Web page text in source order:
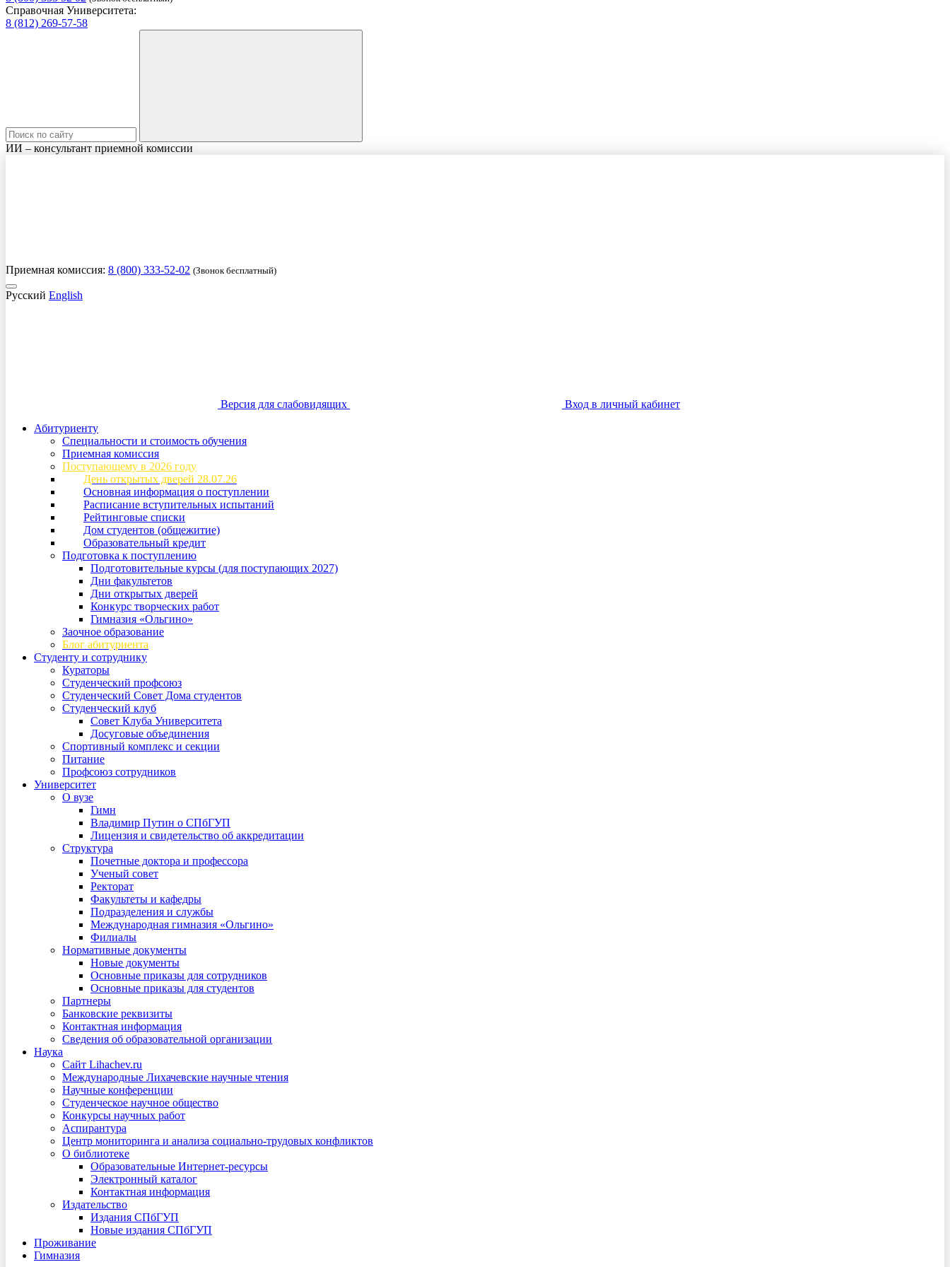
Справочная Университета:
8 (812) 269-57-58
ИИ – консультант приемной комиссии
Приемная комиссия: 8 (800) 333-52-02 (Звонок бесплатный)
Русский English
Версия для слабовидящих
Вход в личный кабинет
Абитуриенту
Специальности и стоимость обучения
Приемная комиссия
Поступающему в 2026 году
День открытых дверей 28.07.26
Основная информация о поступлении
Расписание вступительных испытаний
Рейтинговые списки
Дом студентов (общежитие)
Образовательный кредит
Подготовка к поступлению
Подготовительные курсы (для поступающих 2027)
Дни факультетов
Дни открытых дверей
Конкурс творческих работ
Гимназия «Ольгино»
Заочное образование
Блог абитуриента
Студенту и сотруднику
Кураторы
Студенческий профсоюз
Студенческий Совет Дома студентов
Студенческий клуб
Совет Клуба Университета
Досуговые объединения
Спортивный комплекс и секции
Питание
Профсоюз сотрудников
Университет
О вузе
Гимн
Владимир Путин о СПбГУП
Лицензия и свидетельство об аккредитации
Структура
Почетные доктора и профессора
Ученый совет
Ректорат
Факультеты и кафедры
Подразделения и службы
Международная гимназия «Ольгино»
Филиалы
Нормативные документы
Новые документы
Основные приказы для сотрудников
Основные приказы для студентов
Партнеры
Банковские реквизиты
Контактная информация
Сведения об образовательной организации
Наука
Сайт Lihachev.ru
Международные Лихачевские научные чтения
Научные конференции
Студенческое научное общество
Конкурсы научных работ
Аспирантура
Центр мониторинга и анализа социально-трудовых конфликтов
О библиотеке
Образовательные Интернет-ресурсы
Электронный каталог
Контактная информация
Издательство
Издания СПбГУП
Новые издания СПбГУП
Проживание
Гимназия